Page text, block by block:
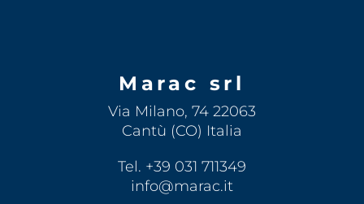
Marac srl
Via Milano, 74 22063
Cantù (CO) Italia
Tel. +39 031 711349
info@marac.it